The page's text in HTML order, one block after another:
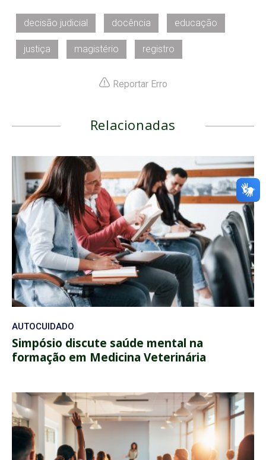
decisão judicial docência educação
justiça magistério registro
Reportar Erro
Relacionadas
AUTOCUIDADO
Simpósio discute saúde mental na
formação em Medicina Veterinária